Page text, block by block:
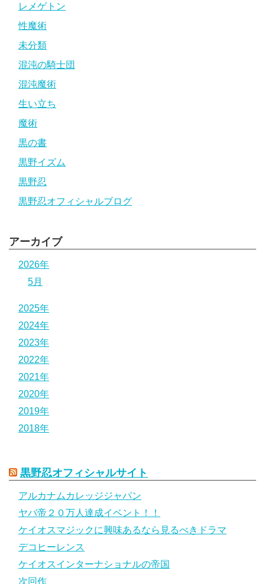
レメゲトン
性魔術
未分類
混沌の騎士団
混沌魔術
生い立ち
魔術
黒の書
黒野イズム
黒野忍
黒野忍オフィシャルブログ
アーカイブ
2026年
5月
2025年
2024年
2023年
2022年
2021年
2020年
2019年
2018年
黒野忍オフィシャルサイト
アルカナムカレッジジャパン
ヤバ帝２０万人達成イベント！！
ケイオスマジックに興味あるなら見るべきドラマ
デコヒーレンス
ケイオスインターナショナルの帝国
次回作